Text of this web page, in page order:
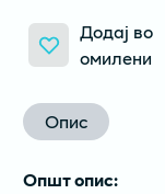
Додај во
омилени
Опис
Општ опис: